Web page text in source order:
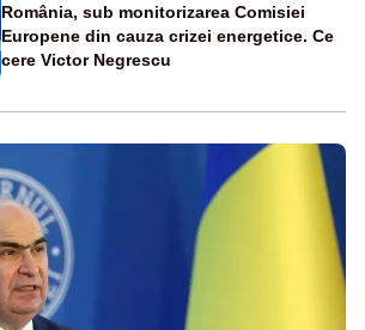
România, sub monitorizarea Comisiei
Europene din cauza crizei energetice. Ce
cere Victor Negrescu